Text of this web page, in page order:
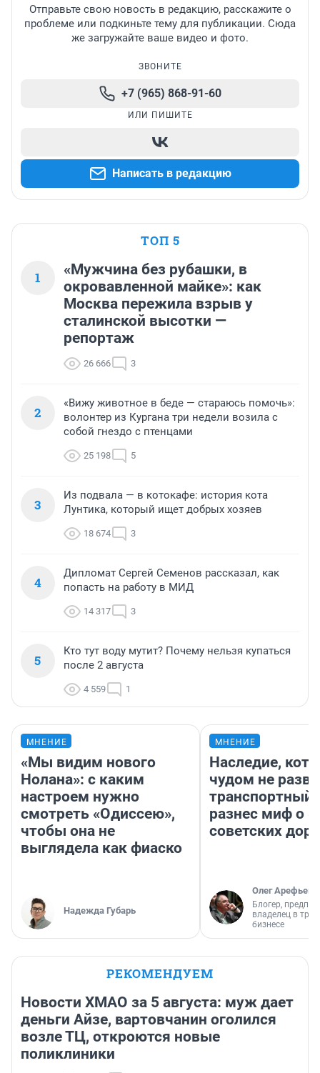
Отправьте свою новость в редакцию, расскажите о
проблеме или подкиньте тему для публикации. Сюда
же загружайте ваше видео и фото.
ЗВОНИТЕ
+7 (965) 868-91-60
ИЛИ ПИШИТЕ
Написать в редакцию
ТОП 5
1
«Мужчина без рубашки, в
окровавленной майке»: как
Москва пережила взрыв у
сталинской высотки —
репортаж
26 666 3
2
«Вижу животное в беде — стараюсь помочь»:
волонтер из Кургана три недели возила с
собой гнездо с птенцами
25 198 5
3
Из подвала — в котокафе: история кота
Лунтика, который ищет добрых хозяев
18 674 3
4
Дипломат Сергей Семенов рассказал, как
попасть на работу в МИД
14 317 3
5
Кто тут воду мутит? Почему нельзя купаться
после 2 августа
4 559 1
МНЕНИЕ
«Мы видим нового
Нолана»: с каким
настроем нужно
смотреть «Одиссею»,
чтобы она не
выглядела как фиаско
Надежда Губарь
МНЕНИЕ
Наследие,
чудом не
транспортный
разнес миф о
советских
Олег Арефьев
Блогер,
владелец в
бизнесе
РЕКОМЕНДУЕМ
Новости ХМАО за 5 августа: муж дает
деньги Айзе, вартовчанин оголился
возле ТЦ, откроются новые
поликлиники